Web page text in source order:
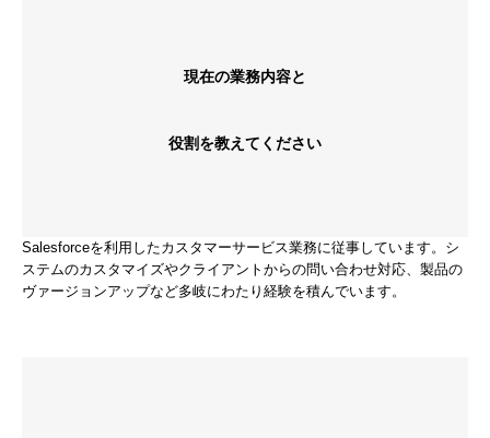
現在の業務内容と
役割を教えてください
Salesforceを利用したカスタマーサービス業務に従事しています。シ
ステムのカスタマイズやクライアントからの問い合わせ対応、製品の
ヴァージョンアップなど多岐にわたり経験を積んでいます。